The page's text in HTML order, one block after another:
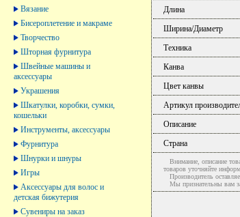
Вязание
Бисероплетение и макраме
Творчество
Шторная фурнитура
Швейные машины и
аксессуары
Украшения
Шкатулки, коробки, сумки,
кошельки
Инструменты, аксессуары
Фурнитура
Шнурки и шнуры
Игры
Аксессуары для волос и
детская бижутерия
Сувениры на заказ
Длина
Ширина/Диаметр
Техника
Канва
Цвет канвы
Артикул
Описание
Страна
Внимание, описание
товаров уточняйте
Производитель
Мы признательны вам за